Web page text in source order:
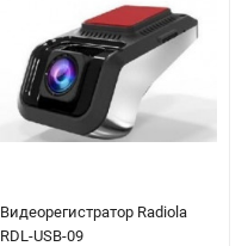
Видеорегистратор Radiola
RDL-USB-09